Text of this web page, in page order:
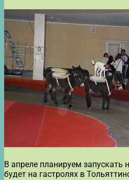
В апреле планируем запускать
будет на гастролях в